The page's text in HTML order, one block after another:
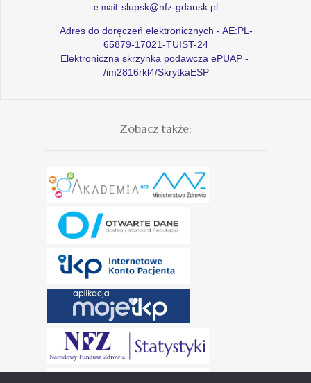
e-mail: slupsk@nfz-gdansk.pl
Adres do doręczeń elektronicznych - AE:PL-
65879-17021-TUIST-24
Elektroniczna skrzynka podawcza ePUAP -
/im2816rkl4/SkrytkaESP
Zobacz także: